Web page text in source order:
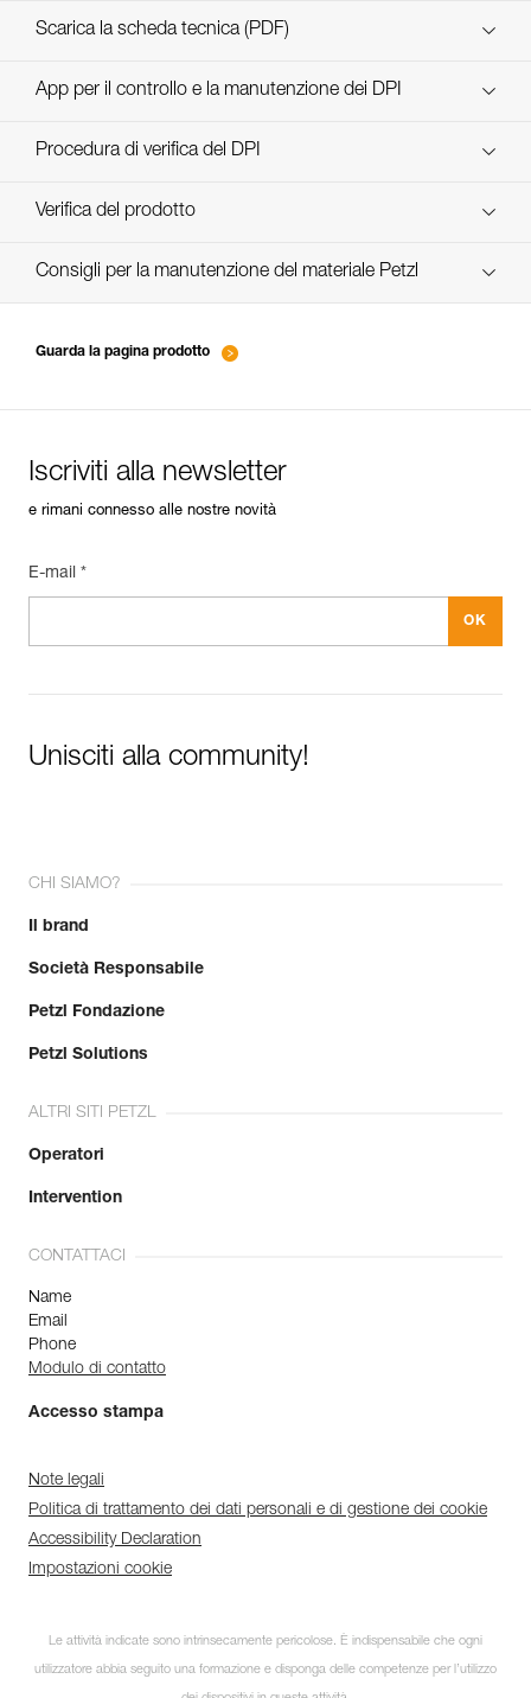
Scarica la scheda tecnica (PDF)
Technical Notice
App per il controllo e la manutenzione dei DPI
scopri ePPEcentre
Procedura di verifica del DPI
verif-EPI-casques-PRO-procedure-IT
Verifica del prodotto
verif-EPI-casque-PRO-suivi-IT
Consigli per la manutenzione del materiale Petzl
Guarda la pagina prodotto
Iscriviti alla newsletter
e rimani connesso alle nostre novità
E-mail *
Unisciti alla community!
CHI SIAMO?
Il brand
Società Responsabile
Petzl Fondazione
Petzl Solutions
ALTRI SITI PETZL
Operatori
Intervention
CONTATTACI
Name
Email
Phone
Modulo di contatto
Accesso stampa
Note legali
Politica di trattamento dei dati personali e di gestione dei cookie
Accessibility Declaration
Impostazioni cookie
Le attività indicate sono intrinsecamente pericolose. È indispensabile che ogni
utilizzatore abbia seguito una formazione e disponga delle competenze per l’utilizzo